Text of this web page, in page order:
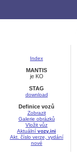
Index
MANTIS
je KO
STAG
download
Definice vozů
Zobrazit
Galerie obrázků
Vložit vůz
Aktuální vozy.ini
Akt. číslo verze, vydání
nové